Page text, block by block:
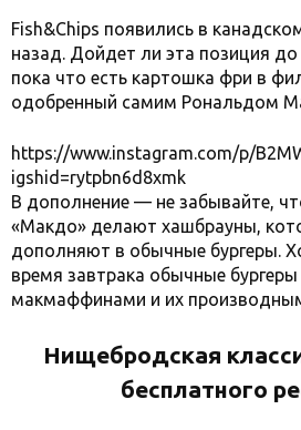
Fish&Chips появились в
назад. Дойдет ли эта позиция до
пока что есть картошка фри в
одобренный самим Рональдом
https://www.instagram.com/p/
igshid=rytpbn6d8xmk
В дополнение — не забывайте,
«Макдо» делают хашбрауны,
дополняют в обычные бургеры.
время завтрака обычные
макмаффинами и их
Нищебродская
бесплатного